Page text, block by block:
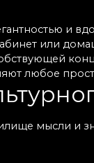
и
или
любое
мысли и
— каждая